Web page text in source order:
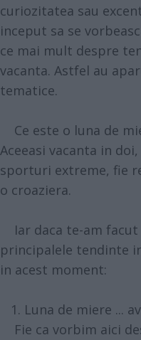
curiozitatea sau
inceput sa se
ce mai mult despre
vacanta. Astfel au
tematice.
Ce este o luna de
Aceeasi vacanta in
sporturi extreme, fie
o croaziera.
Iar daca te-am facut
principalele tendinte
in acest moment:
1. Luna de miere ...
Fie ca vorbim aici